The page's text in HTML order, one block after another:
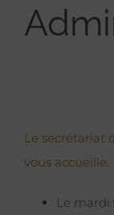
Le secrétariat
vous accueille.
Le mardi